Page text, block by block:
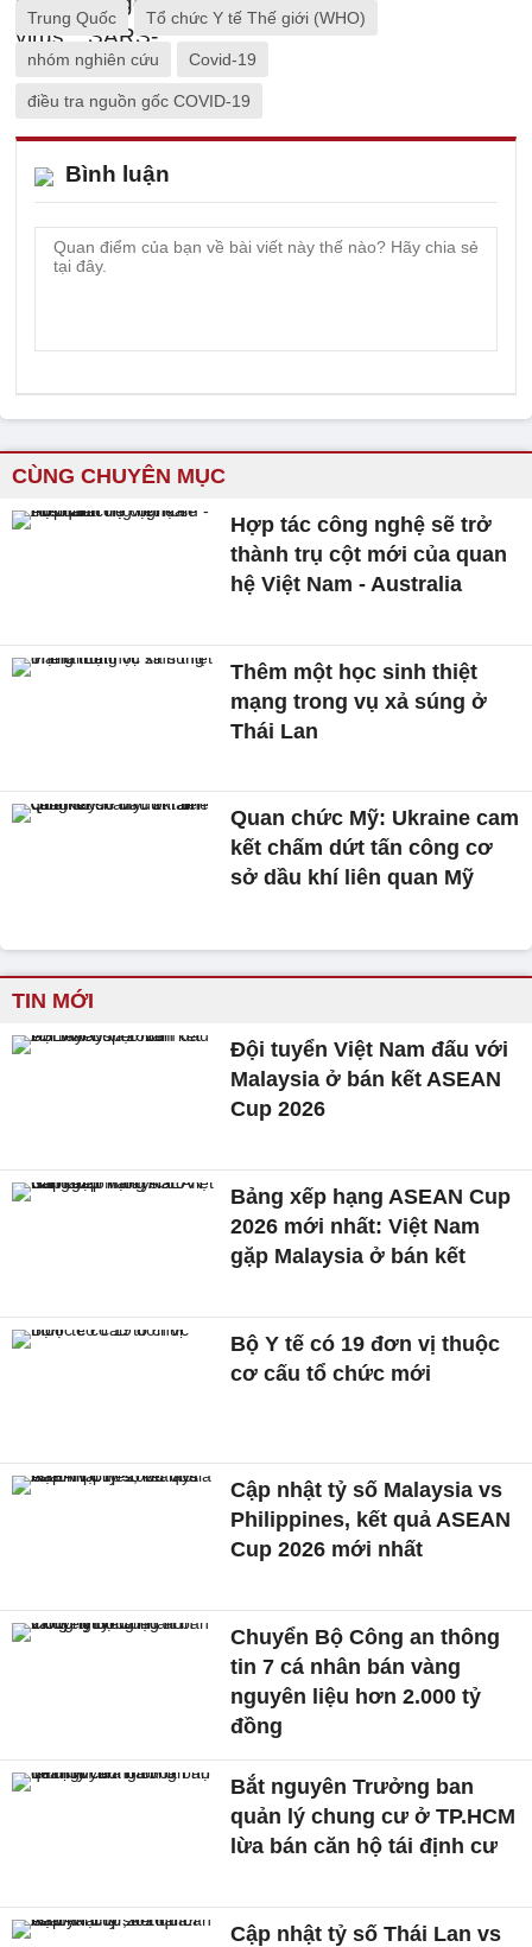
Trung Quốc Tổ chức Y tế Thế giới (WHO)
nhóm nghiên cứu Covid-19
điều tra nguồn gốc COVID-19
Bình luận
CÙNG CHUYÊN MỤC
Hợp tác công nghệ sẽ trở
thành trụ cột mới của quan
hệ Việt Nam - Australia
Thêm một học sinh thiệt
mạng trong vụ xả súng ở
Thái Lan
Quan chức Mỹ: Ukraine cam
kết chấm dứt tấn công cơ
sở dầu khí liên quan Mỹ
TIN MỚI
Đội tuyển Việt Nam đấu với
Malaysia ở bán kết ASEAN
Cup 2026
Bảng xếp hạng ASEAN Cup
2026 mới nhất: Việt Nam
gặp Malaysia ở bán kết
Bộ Y tế có 19 đơn vị thuộc
cơ cấu tổ chức mới
Cập nhật tỷ số Malaysia vs
Philippines, kết quả ASEAN
Cup 2026 mới nhất
Chuyển Bộ Công an thông
tin 7 cá nhân bán vàng
nguyên liệu hơn 2.000 tỷ
đồng
Bắt nguyên Trưởng ban
quản lý chung cư ở TP.HCM
lừa bán căn hộ tái định cư
Cập nhật tỷ số Thái Lan vs